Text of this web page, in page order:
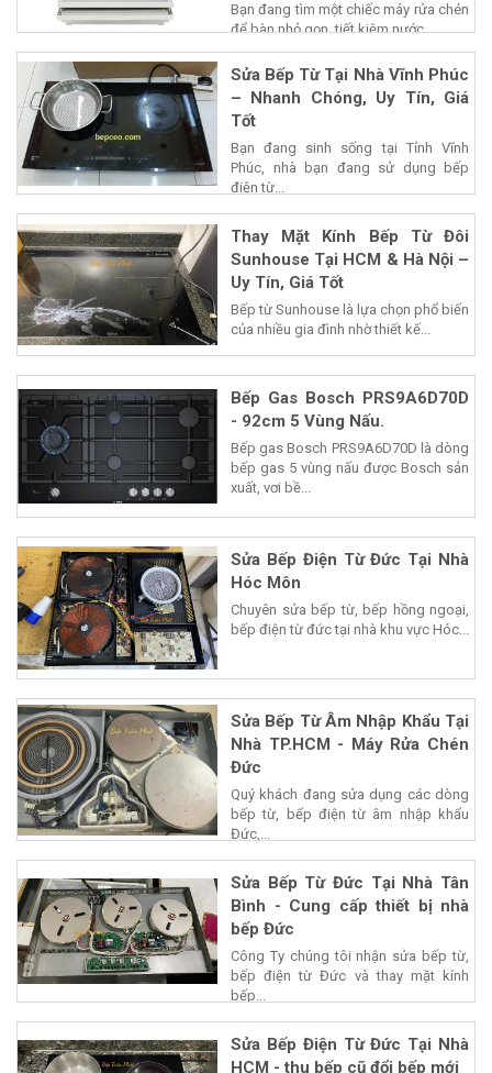
Bạn đang tìm một chiếc máy rửa chén
để bàn nhỏ gọn, tiết kiệm nước...
Sửa Bếp Từ Tại Nhà Vĩnh Phúc
– Nhanh Chóng, Uy Tín, Giá
Tốt
Bạn đang sinh sống tại Tỉnh Vĩnh
Phúc, nhà bạn đang sử dụng bếp
điện từ...
Thay Mặt Kính Bếp Từ Đôi
Sunhouse Tại HCM & Hà Nội –
Uy Tín, Giá Tốt
Bếp từ Sunhouse là lựa chọn phổ biến
của nhiều gia đình nhờ thiết kế...
Bếp Gas Bosch PRS9A6D70D
- 92cm 5 Vùng Nấu.
Bếp gas Bosch PRS9A6D70D là dòng
bếp gas 5 vùng nấu được Bosch sản
xuất, vơi bề...
Sửa Bếp Điện Từ Đức Tại Nhà
Hóc Môn
Chuyên sửa bếp từ, bếp hồng ngoại,
bếp điện từ đức tại nhà khu vực Hóc...
Sửa Bếp Từ Âm Nhập Khẩu Tại
Nhà TP.HCM - Máy Rửa Chén
Đức
Quý khách đang sửa dụng các dòng
bếp từ, bếp điện từ âm nhập khẩu
Đức,...
Sửa Bếp Từ Đức Tại Nhà Tân
Bình - Cung cấp thiết bị nhà
bếp Đức
Công Ty chúng tôi nhận sửa bếp từ,
bếp điện từ Đức và thay mặt kính
bếp...
Sửa Bếp Điện Từ Đức Tại Nhà
HCM - thu bếp cũ đổi bếp mới